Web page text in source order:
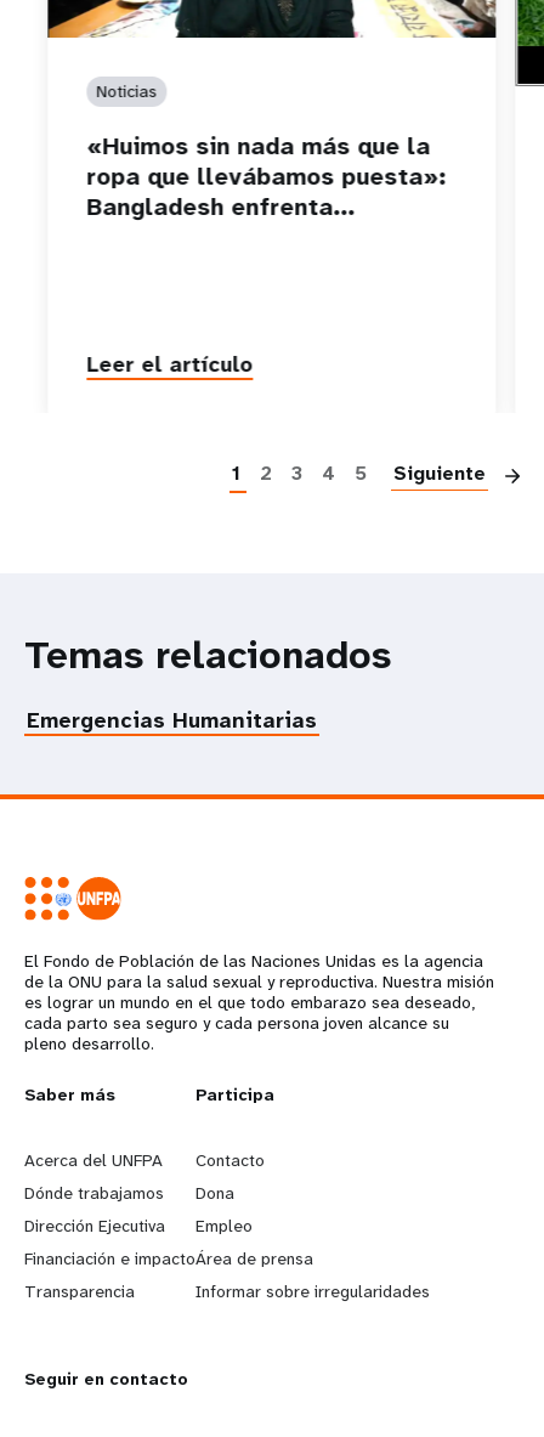
Noticias
«Huimos sin nada más que la
ropa que llevábamos puesta»:
Bangladesh enfrenta...
Leer el artículo
1 2 3 4 5 Siguiente
Temas relacionados
Emergencias Humanitarias
El Fondo de Población de las Naciones Unidas es la agencia
de la ONU para la salud sexual y reproductiva. Nuestra misión
es lograr un mundo en el que todo embarazo sea deseado,
cada parto sea seguro y cada persona joven alcance su
pleno desarrollo.
L
e
a
r
n
o
Saber más
Acerca del UNFPA
Dónde trabajamos
Dirección Ejecutiva
Financiación e impacto
Transparencia
G
o
b
e
y
Participa
Contacto
Dona
Empleo
Área de prensa
Informar sobre irregularidades
Seguir en contacto